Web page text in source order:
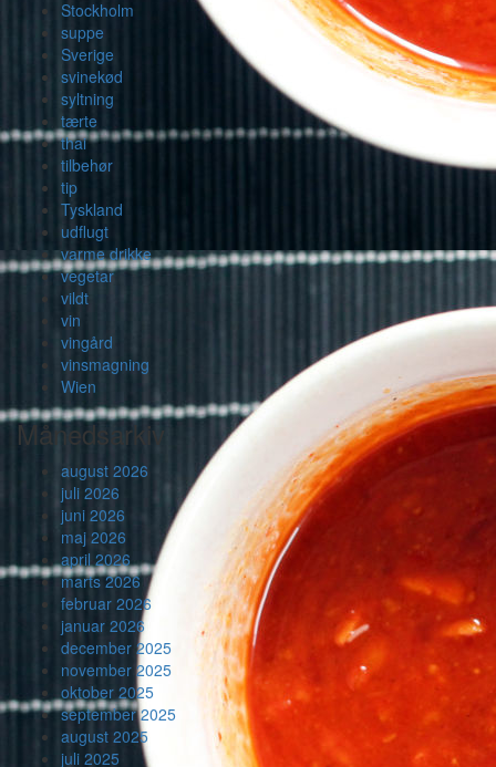
Stockholm
suppe
Sverige
svinekød
syltning
tærte
thai
tilbehør
tip
Tyskland
udflugt
varme drikke
vegetar
vildt
vin
vingård
vinsmagning
Wien
Månedsarkiv
august 2026
juli 2026
juni 2026
maj 2026
april 2026
marts 2026
februar 2026
januar 2026
december 2025
november 2025
oktober 2025
september 2025
august 2025
juli 2025